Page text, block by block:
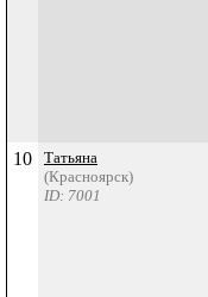
10
Татьяна
(Красноярск)
ID: 7001